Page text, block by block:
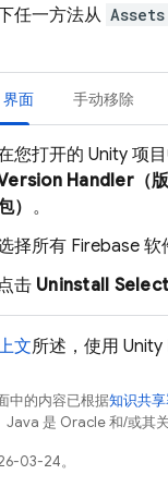
任一方法从 Assets
界面 手动移除
您打开的 Unity 项
Handler（
） 。
择所有 Firebase 软
击 Uninstall
文所述，使用 Unity
中的内容已根据知识共
Java 是 Oracle 和/或其
03-24。